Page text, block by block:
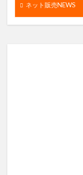
ネット販売NEWS